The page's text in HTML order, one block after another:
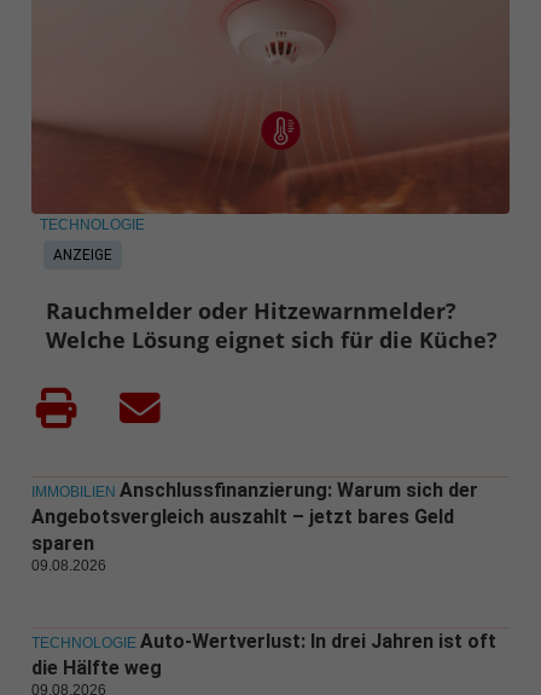
ANZEIGE
TECHNOLOGIE
Rauchmelder oder Hitzewarnmelder?
Welche Lösung eignet sich für die Küche?
IMMOBILIEN Anschlussfinanzierung: Warum sich der
Angebotsvergleich auszahlt – jetzt bares Geld
sparen
09.08.2026
TECHNOLOGIE Auto-Wertverlust: In drei Jahren ist oft
die Hälfte weg
09.08.2026